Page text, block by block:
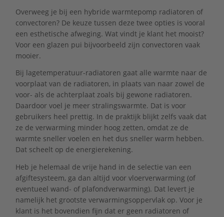
Overweeg je bij een hybride warmtepomp radiatoren of
convectoren? De keuze tussen deze twee opties is vooral
een esthetische afweging. Wat vindt je klant het mooist?
Voor een glazen pui bijvoorbeeld zijn convectoren vaak
mooier.
Bij lagetemperatuur-radiatoren gaat alle warmte naar de
voorplaat van de radiatoren, in plaats van naar zowel de
voor- als de achterplaat zoals bij gewone radiatoren.
Daardoor voel je meer stralingswarmte. Dat is voor
gebruikers heel prettig. In de praktijk blijkt zelfs vaak dat
ze de verwarming minder hoog zetten, omdat ze de
warmte sneller voelen en het dus sneller warm hebben.
Dat scheelt op de energierekening.
Heb je helemaal de vrije hand in de selectie van een
afgiftesysteem, ga dan altijd voor vloerverwarming (of
eventueel wand- of plafondverwarming). Dat levert je
namelijk het grootste verwarmingsoppervlak op. Voor je
klant is het bovendien fijn dat er geen radiatoren of